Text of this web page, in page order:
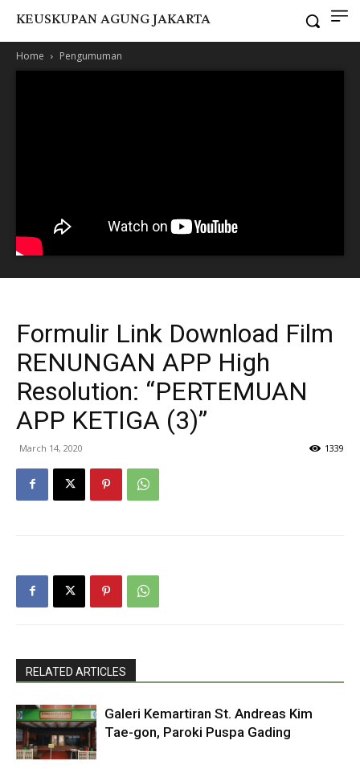
KEUSKUPAN AGUNG JAKARTA
Home Pengumuman
Formulir Link Download Film
RENUNGAN APP High
Resolution: “PERTEMUAN
APP KETIGA (3)”
March 14, 2020 1339
RELATED ARTICLES
Galeri Kemartiran St. Andreas Kim
Tae-gon, Paroki Puspa Gading